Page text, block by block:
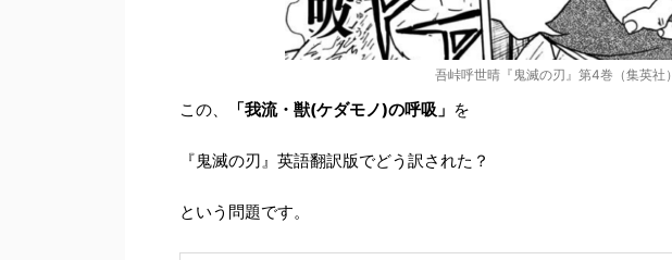
吾峠呼世晴『鬼滅の刃』第4巻（集英社）
この、 「我流・獣(ケダモノ)の呼吸」 を
『鬼滅の刃』英語翻訳版でどう訳された？
という問題です。